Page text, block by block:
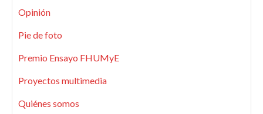
Opinión
Pie de foto
Premio Ensayo FHUMyE
Proyectos multimedia
Quiénes somos